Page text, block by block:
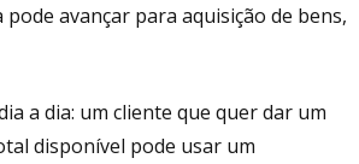
avançar para aquisição de bens,
a dia: um cliente que quer dar um
disponível pode usar um